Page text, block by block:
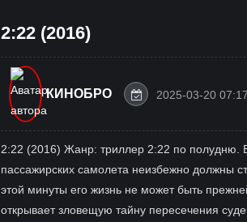
2:22 (2016)
КИНОБРО 2025-03-20 07:17
2:22 (2016) Жанр: триллер 2:22 по полудню.
пассажирских самолета неизбежно должны
этой минуты его жизнь не может быть
открывает зловещую тайну пересечения